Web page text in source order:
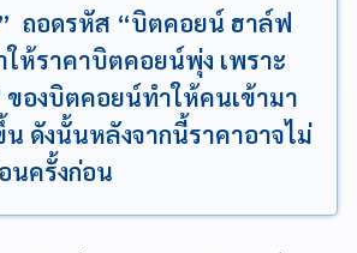
ถอดรหัส “บิตคอยน์ ฮาล์ฟ
ให้ราคาบิตคอยน์พุ่ง เพราะ
ของบิตคอยน์ทำให้คนเข้ามา
ดังนั้นหลังจากนี้ราคาอาจไม่
นครั้งก่อน